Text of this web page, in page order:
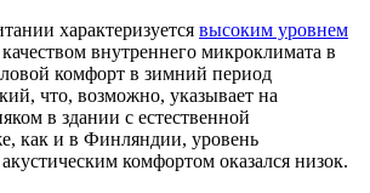
характеризуется высоким уровнем
внутреннего микроклимата в
комфорт в зимний период
что, возможно, указывает на
в здании с естественной
как и в Финляндии, уровень
комфортом оказался низок.